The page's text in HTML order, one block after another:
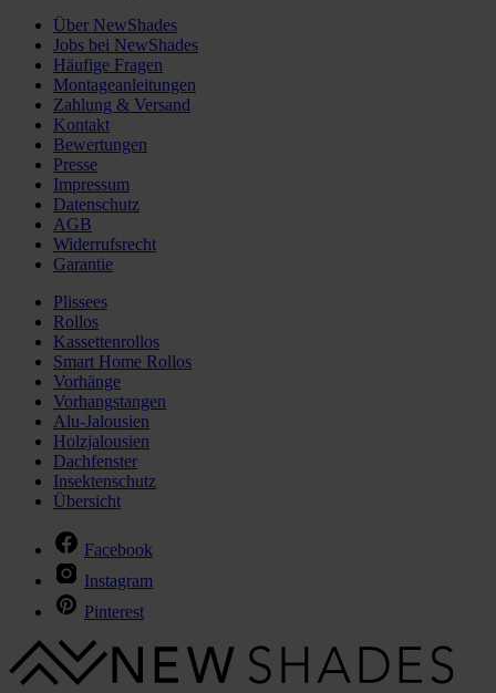
Über NewShades
Jobs bei NewShades
Häufige Fragen
Montageanleitungen
Zahlung & Versand
Kontakt
Bewertungen
Presse
Impressum
Datenschutz
AGB
Widerrufsrecht
Garantie
Plissees
Rollos
Kassettenrollos
Smart Home Rollos
Vorhänge
Vorhangstangen
Alu-Jalousien
Holzjalousien
Dachfenster
Insektenschutz
Übersicht
Facebook
Instagram
Pinterest